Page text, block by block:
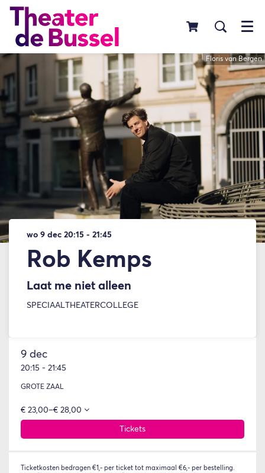
Menu
Floris van Bergen
Rob Kemps
Laat me niet alleen
wo 9 dec 20:15 - 21:45
SPECIAAL THEATERCOLLEGE
9 dec
20:15 - 21:45
GROTE ZAAL
€ 23,00–€ 28,00
Tickets
Ticketkosten bedragen €1,- per ticket tot maximaal €6,- per bestelling.